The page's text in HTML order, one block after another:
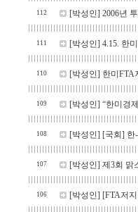
112 [박성인] 2006년
111 [박성인] 4.15. 한
110 [박성인] 한미FTA
109 [박성인] “한미경
108 [박성인] [국회] 한
107 [박성인] 제3회 맑
106 [박성인] [FTA저